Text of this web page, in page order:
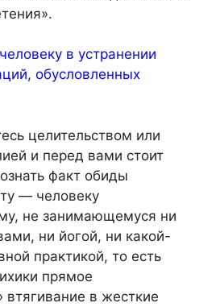
в устранении
обусловленных
целительством или
и перед вами стоит
факт обиды
— человеку
не занимающемуся ни
ни йогой, ни какой-
практикой, то есть
прямое
втягивание в жесткие